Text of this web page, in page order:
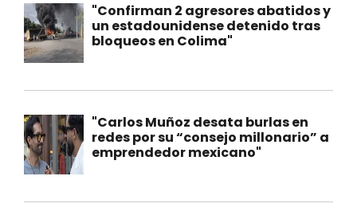
"Confirman 2 agresores abatidos y
un estadounidense detenido tras
bloqueos en Colima"
"Carlos Muñoz desata burlas en
redes por su “consejo millonario” a
emprendedor mexicano"